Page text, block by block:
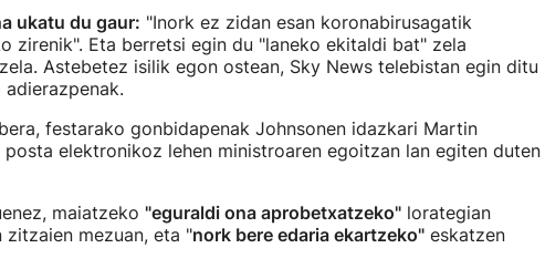
ukatu du gaur: "Inork ez zidan esan koronabirusagatik
zirenik". Eta berretsi egin du "laneko ekitaldi bat" zela
Astebetez isilik egon ostean, Sky News telebistan egin ditu
festarako gonbidapenak Johnsonen idazkari Martin
elektronikoz lehen ministroaren egoitzan lan egiten duten
maiatzeko "eguraldi ona aprobetxatzeko"lorategian
mezuan, eta "nork bere edaria ekartzeko"eskatzen